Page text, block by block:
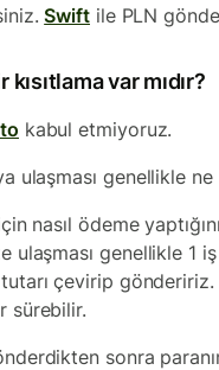
Swift ile PLN
var mıdır?
kabul etmiyoruz.
ulaşması genellikle
nasıl ödeme
ulaşması genellikle 1
çevirip
sürebilir.
sonra paranın